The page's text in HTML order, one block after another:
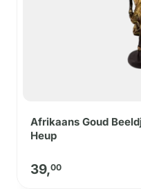
Afrikaans Goud
Heup
39,00